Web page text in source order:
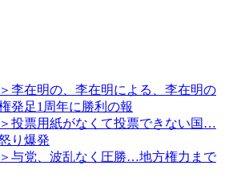
李在明の、李在明による、李在明の
発足1周年に勝利の報
投票用紙がなくて投票できない国…
り爆発
与党、波乱なく圧勝…地方権力まで